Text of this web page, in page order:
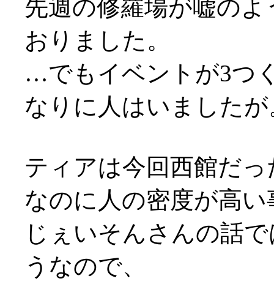
先週の修羅場が嘘の
おりました。
…でもイベントが3つ
なりに人はいましたが
ティアは今回西館だ
なのに人の密度が高い
じぇいそんさんの話
うなので、